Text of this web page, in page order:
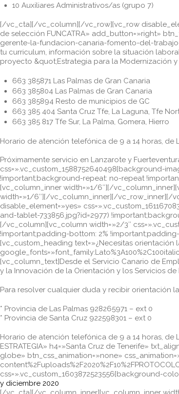
10 Auxiliares Administrativos/as (grupo 7)
[/vc_cta][/vc_column][/vc_row][vc_row
de selección FUNCATRA» add_button=»right»
gerente-la-fundacion-canaria-fomento-del-
tu curriculum, información sobre la situación
proyecto &quot;Estrategia para la Modernización
663 385871 Las Palmas de Gran Canaria
663 385804 Las Palmas de Gran Canaria
663 385894 Resto de municipios de GC
663 385 404 Santa Cruz Tfe, La Laguna, Tfe
663 385 817 Tfe Sur, La Palma, Gomera, Hierro
Horario de atención telefónica de 9 a 14 horas, de
Próximamente servicio en Lanzarote y
css=».vc_custom_1588752640498{background-
!important;background-repeat: no-repeat
[vc_column_inner width=»1/6″][/
width=»1/6″][/vc_column_inner][/vc_row_inner][/
disable_element=»yes»
and-tablet-733856.jpg?id=2977)
[/vc_column][vc_column width=»2/3″
!important;padding-bottom: 2%
[vc_custom_heading text=»¿Necesitas
[vc_column_text]Desde el Servicio Canario de
y la Innovación de la Orientación y los Servicios
Para resolver cualquier duda y recibir orientación
* Provincia de Las Palmas 928265971 – ext 0
* Provincia de Santa Cruz 922598301 – ext 0
Horario de atención telefónica de 9 a 14 horas, de
ESTRATEGIA» h4=»Santa Cruz de Tenerife»
globe» btn_css_animation=»none»
css=».vc_custom_1603872523556{background-
y diciembre 2020